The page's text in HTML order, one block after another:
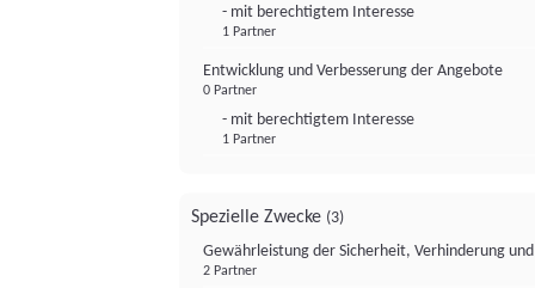
- mit berechtigtem Interesse
1 Partner
Entwicklung und Verbesserung der Angebote
0 Partner
- mit berechtigtem Interesse
1 Partner
Spezielle Zwecke (3)
Gewährleistung der Sicherheit, Verhinderung
2 Partner